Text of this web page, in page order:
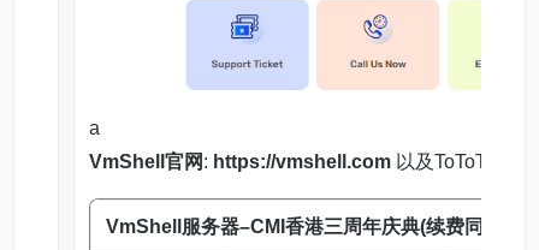
a
VmShell官网 : https://vmshell.com 以及ToToTel官
VmShell 服务器–CMI 香港三周年庆典(续费同价)